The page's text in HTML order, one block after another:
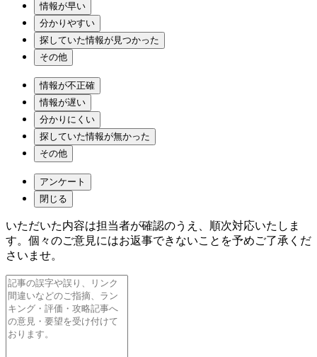
情報が早い
分かりやすい
探していた情報が見つかった
その他
情報が不正確
情報が遅い
分かりにくい
探していた情報が無かった
その他
アンケート
閉じる
いただいた内容は担当者が確認のうえ、順次対応いたしま
す。個々のご意見にはお返事できないことを予めご了承くだ
さいませ。